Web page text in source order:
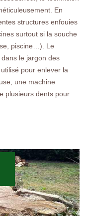
En
structures enfouies
surtout si la souche
piscine…). Le
le jargon des
pour enlever la
une machine
plusieurs dents pour